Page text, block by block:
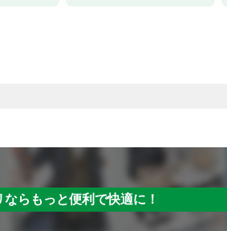
ならもっと便利で快適に！